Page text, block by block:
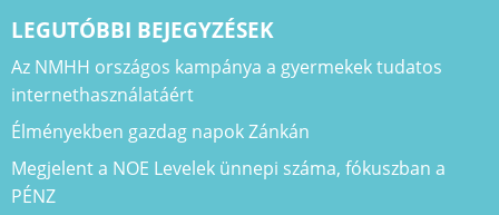
LEGUTÓBBI BEJEGYZÉSEK
Az NMHH országos kampánya a gyermekek tudatos
internethasználatáért
Élményekben gazdag napok Zánkán
Megjelent a NOE Levelek ünnepi száma, fókuszban a
PÉNZ